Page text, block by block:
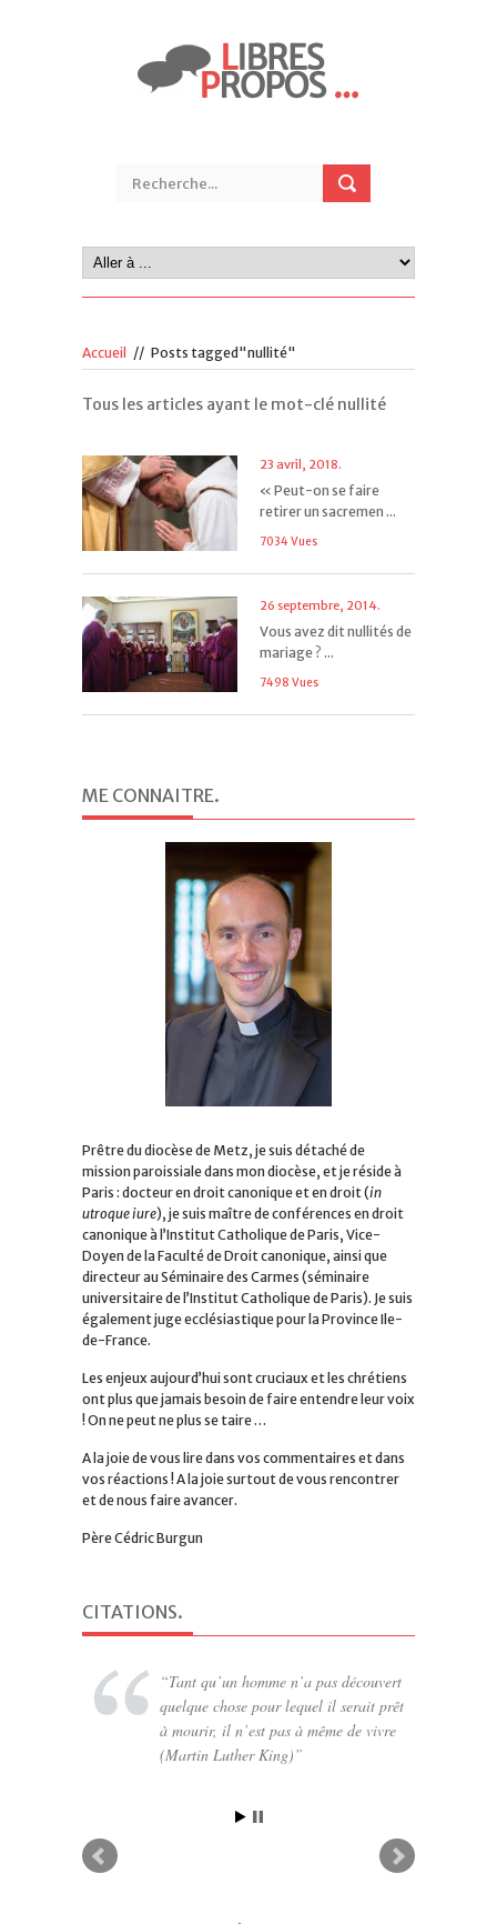
Accueil // Posts tagged"nullité"
Tous les articles ayant le mot-clé nullité
23 avril, 2018.
« Peut-on se faire
retirer un sacremen ...
7034 Vues
26 septembre, 2014.
Vous avez dit nullités de
mariage ? ...
7498 Vues
ME CONNAITRE.
Prêtre du diocèse de Metz, je suis détaché de
mission paroissiale dans mon diocèse, et je réside à
Paris : docteur en droit canonique et en droit (in
utroque iure), je suis maître de conférences en droit
canonique à l’Institut Catholique de Paris, Vice-
Doyen de la Faculté de Droit canonique, ainsi que
directeur au Séminaire des Carmes (séminaire
universitaire de l’Institut Catholique de Paris). Je suis
également juge ecclésiastique pour la Province Ile-
de-France.
Les enjeux aujourd’hui sont cruciaux et les chrétiens
ont plus que jamais besoin de faire entendre leur voix
! On ne peut ne plus se taire …
A la joie de vous lire dans vos commentaires et dans
vos réactions ! A la joie surtout de vous rencontrer
et de nous faire avancer.
Père Cédric Burgun
CITATIONS.
Tant qu’un homme n’a pas découvert
quelque chose pour lequel il serait prêt
à mourir, il n’est pas à même de vivre
(Martin Luther King)